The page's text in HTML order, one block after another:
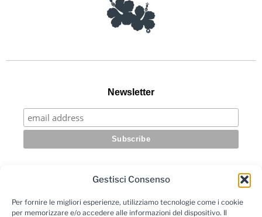
Gestisci Consenso
Per fornire le migliori esperienze, utilizziamo tecnologie come i cookie
per memorizzare e/o accedere alle informazioni del dispositivo. Il
Newsletter